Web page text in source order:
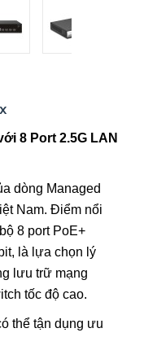
8 Port 2.5G LAN
dòng Managed
Nam. Điểm nổi
8 port PoE+
là lựa chọn lý
lưu trữ mạng
tốc độ cao.
thể tận dụng ưu